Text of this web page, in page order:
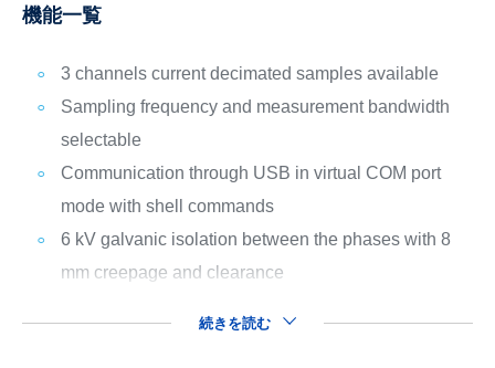
機能一覧
3 channels current decimated samples available
Sampling frequency and measurement bandwidth
selectable
Communication through USB in virtual COM port
mode with shell commands
6 kV galvanic isolation between the phases with 8
mm creepage and clearance
続きを読む